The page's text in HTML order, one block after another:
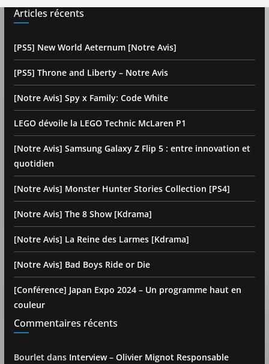
Articles récents
[PS5] New World Aeternum [Notre Avis]
[PS5] Throne and Liberty – Notre Avis
[Notre Avis] Spy x Family: Code White
LEGO dévoile la LEGO Technic McLaren P1
[Notre Avis] Samsung Galaxy Z Flip 5 : entre innovation et
quotidien
[Notre Avis] Monster Hunter Stories Collection [PS4]
[Notre Avis] The 8 Show [Kdrama]
[Notre Avis] La Reine des Larmes [Kdrama]
[Notre Avis] Bad Boys Ride or Die
[Conférence] Japan Expo 2024 – Un programme haut en
couleur
Commentaires récents
Bourlet dans Interview – Olivier Mignot Responsable